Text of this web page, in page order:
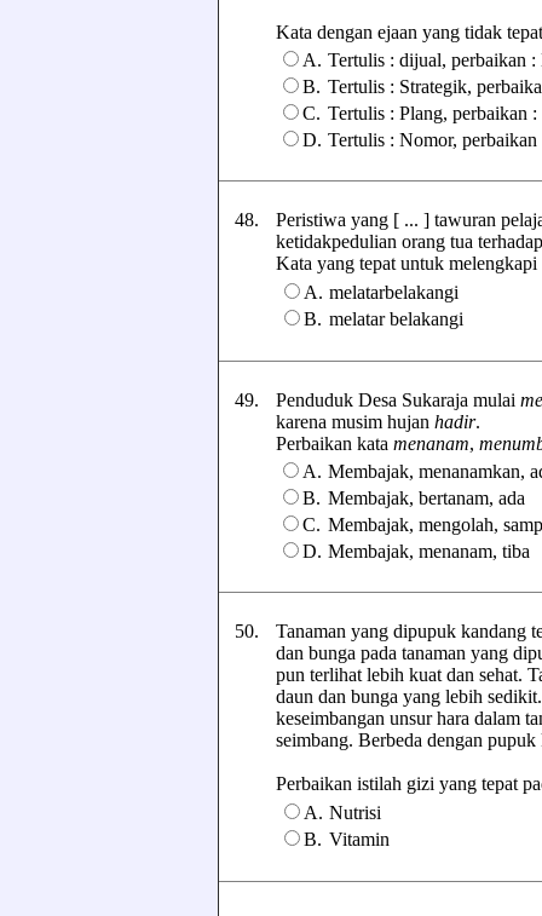
Kata dengan ejaan yang tidak
A. Tertulis : dijual, perbaikan
B. Tertulis : Strategik,
C. Tertulis : Plang, perbaikan :
D. Tertulis : Nomor, perbaikan
48.
Peristiwa yang [ ... ] tawuran
ketidakpedulian orang tua
Kata yang tepat untuk
A. melatarbelakangi
B. melatar belakangi
49. Penduduk Desa Sukaraja mulai
karena musim hujan hadir.
Perbaikan kata menanam,
A. Membajak, menanamkan,
B. Membajak, bertanam, ada
C. Membajak, mengolah,
D. Membajak, menanam, tiba
50.
Tanaman yang dipupuk kandang
dan bunga pada tanaman yang
pun terlihat lebih kuat dan sehat.
daun dan bunga yang lebih
keseimbangan unsur hara dalam
seimbang. Berbeda dengan
Perbaikan istilah gizi yang tepat
A. Nutrisi
B. Vitamin